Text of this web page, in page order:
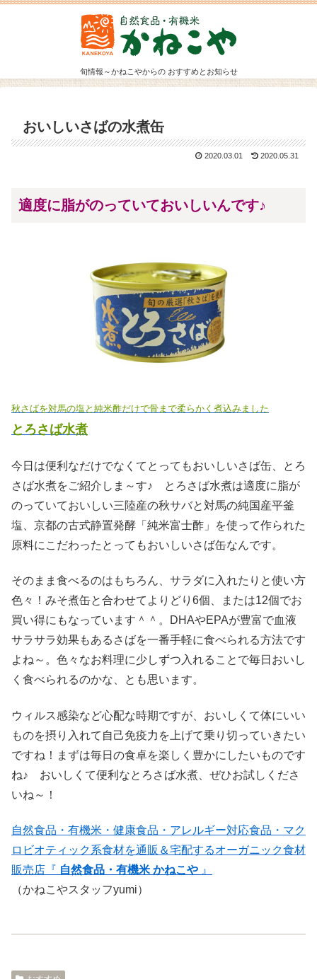
旬情報～かねこやからの おすすめとお知らせ
おいしいさばの水煮缶
2020.03.01 2020.05.31
適度に脂がのっていておいしいんです♪
秋さばを対馬の塩と純米酢だけで骨まで柔らかく煮込みました
とろさば水煮
今日は便利なだけでなくてとってもおいしいさば缶、とろ
さば水煮をご紹介しま～す♪ とろさば水煮は適度に脂が
のっていておいしい三陸産の秋サバと対馬の純国産平釜
塩、京都の古式静置発酵「純米富士酢」を使って作られた
原料にこだわったとってもおいしいさば缶なんです。
そのまま食べるのはもちろん、サラダに入れたりと使い方
色々！みそ煮缶と合わせてよりどり6個、または12個でお
買い得にもなっています＾＾。DHAやEPAが豊富で血液
サラサラ効果もあるさばを一番手軽に食べられる方法です
よね～。色々なお料理に少しずつ入れることで毎日おいし
く食べられるのかな、とも思います。
ウィルス感染など心配な時期ですが、おいしくて体にいい
ものを摂り入れて自己免疫力を上げて乗り切っていきたい
ですね！まずは毎日の食卓を楽しく豊かにしたいものです
ね♪ おいしくて便利なとろさば水煮、ぜひお試しくださ
いね～！
自然食品・有機米・健康食品・アレルギー対応食品・マク
ロビオティック系食材を通販＆宅配するオーガニック食材
販売店『 自然食品・有機米 かねこや 』
（かねこやスタッフyumi）